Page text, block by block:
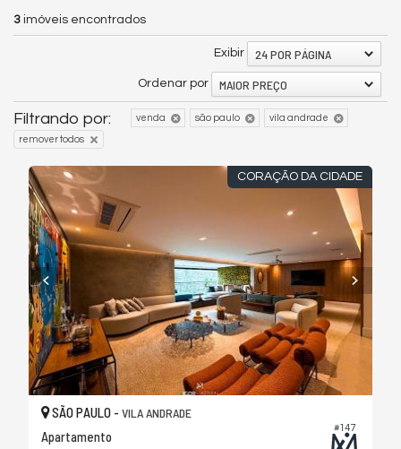
3 imóveis encontrados
Exibir 24 POR PÁGINA
Ordenar por MAIOR PREÇO
Filtrando por: venda são paulo vila andrade
remover todos
CORAÇÃO DA CIDADE
#147
SÃO PAULO - VILA ANDRADE
Apartamento